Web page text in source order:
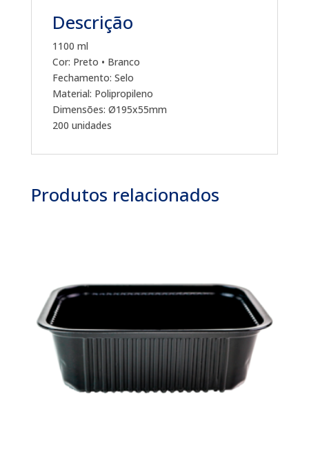
Descrição
1100 ml
Cor: Preto • Branco
Fechamento: Selo
Material: Polipropileno
Dimensões: Ø195x55mm
200 unidades
Produtos relacionados